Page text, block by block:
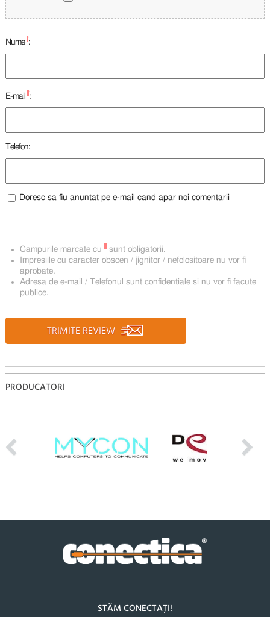
Nume :
E-mail :
Telefon:
Doresc sa fiu anuntat pe e-mail cand apar noi comentarii
Campurile marcate cu
sunt obligatorii.
Impresiile cu caracter obscen / jignitor / nefolositoare nu vor fi
aprobate.
Adresa de e-mail / Telefonul sunt confidentiale si nu vor fi facute
publice.
TRIMITE REVIEW
PRODUCATORI
STĂM CONECTAȚI!